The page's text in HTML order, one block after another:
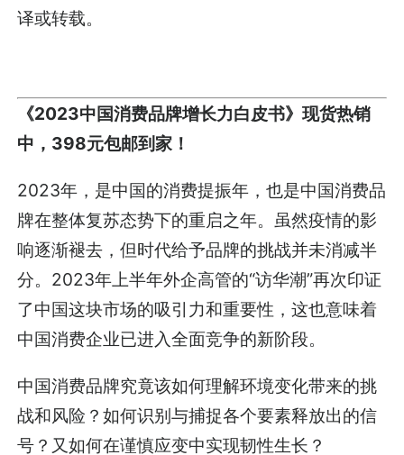
译或转载。
《2023中国消费品牌增长力白皮书》现货热销
中，398元包邮到家！
2023年，是中国的消费提振年，也是中国消费品
牌在整体复苏态势下的重启之年。虽然疫情的影
响逐渐褪去，但时代给予品牌的挑战并未消减半
分。2023年上半年外企高管的“访华潮”再次印证
了中国这块市场的吸引力和重要性，这也意味着
中国消费企业已进入全面竞争的新阶段。
中国消费品牌究竟该如何理解环境变化带来的挑
战和风险？如何识别与捕捉各个要素释放出的信
号？又如何在谨慎应变中实现韧性生长？